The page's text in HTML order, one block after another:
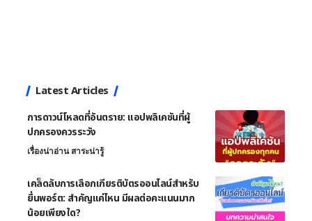
Latest Articles
การดาวน์โหลดที่อันตราย: แอปพลิเคชันที่ผู้
ปกครองควรระวัง
เรื่องน่าอ่าน สาระน่ารู้
เคล็ดลับการเลือกเกียรติบัตรออนไลน์สำหรับ
ยื่นพอร์ต: สำคัญแค่ไหน มีผลต่อคะแนนมาก
น้อยเพียงใด?